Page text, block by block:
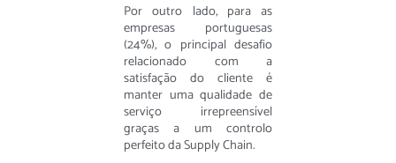
Por outro lado, para as
empresas portuguesas
(24%), o principal desafio
relacionado com a
satisfação do cliente é
manter uma qualidade de
serviço irrepreensível
graças a um controlo
perfeito da Supply Chain.